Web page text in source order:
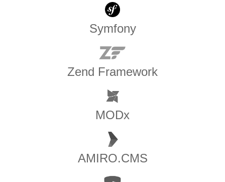
Symfony
Zend Framework
MODx
AMIRO.CMS